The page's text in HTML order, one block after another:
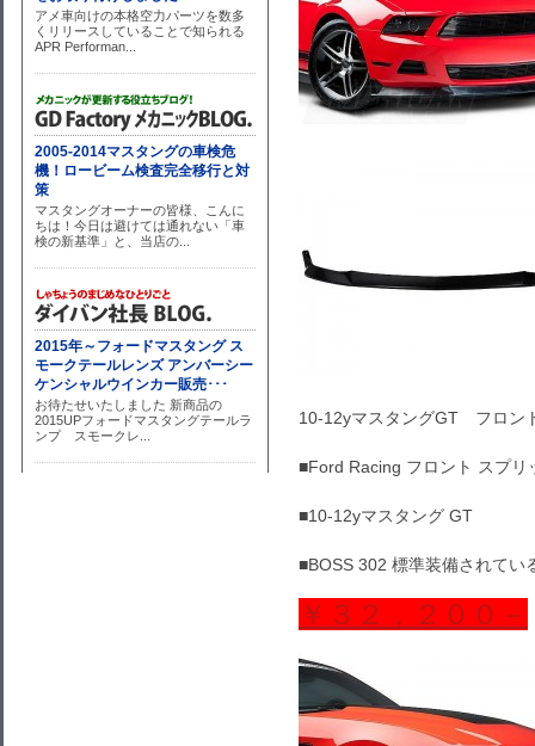
10-12yマスタングGT フロン
■Ford Racing フロント スプリ
■10-12yマスタング GT
■BOSS 302 標準装備されてい
￥３２，２００－